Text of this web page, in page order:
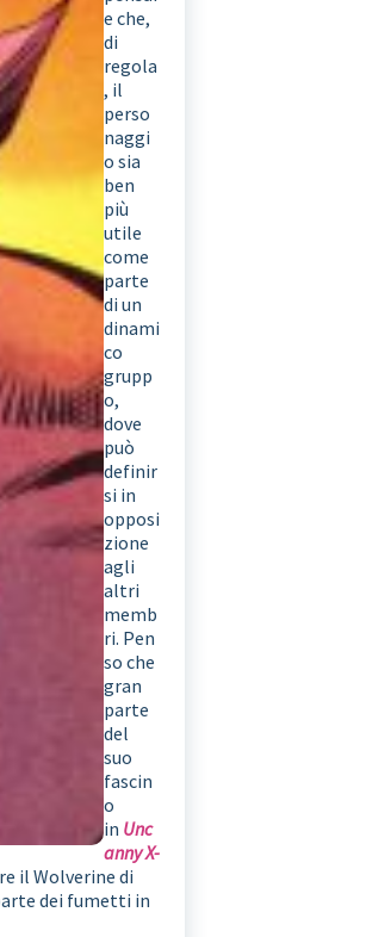
e che,
di
regola
, il
perso
naggi
o sia
ben
più
utile
come
parte
di un
dinami
co
grupp
o,
dove
può
definir
si in
opposi
zione
agli
altri
memb
ri. Pen
so che
gran
parte
del
suo
fascin
o
in Unc
anny X-
il Wolverine di
dei fumetti in